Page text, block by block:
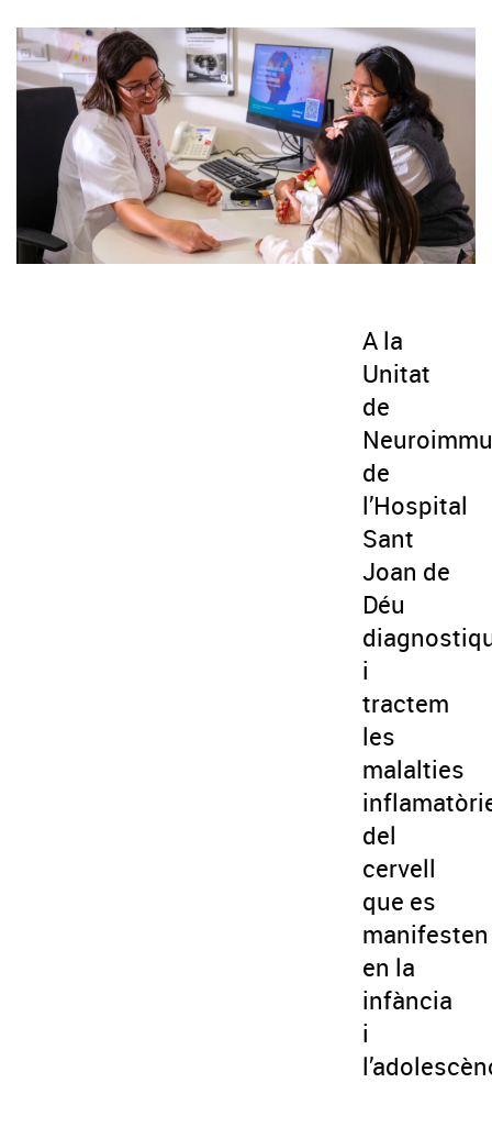
A la
Unitat
de
de
l’Hospital
Sant
Joan de
Déu
i
tractem
les
malalties
del
cervell
que es
manifesten
en la
infància
i